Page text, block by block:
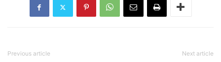
Previous article Next article